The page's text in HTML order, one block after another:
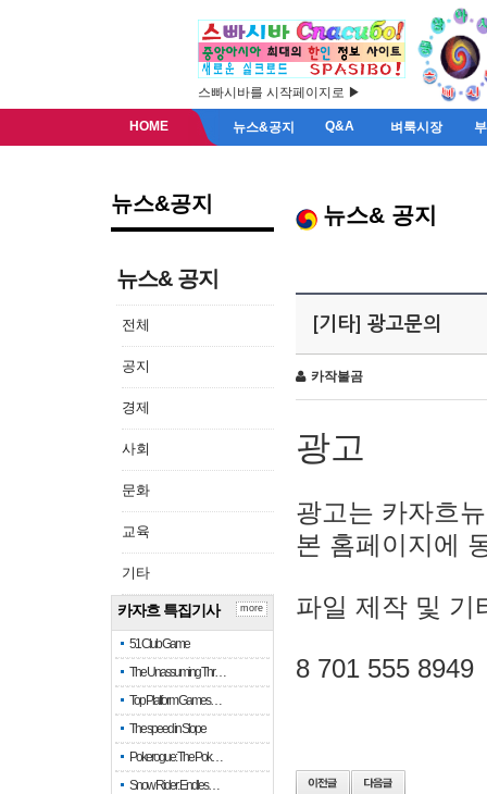
스빠시바를 시작페이지로 ▶
HOME 뉴스&공지 Q&A 벼룩시장
뉴스&공지
뉴스& 공지
전체
공지
경제
사회
문화
교육
기타
카자흐 특집기사
51 Club Game
The Unassuming Thr…
Top Platform Games…
The speed in Slope
Pokerogue: The Pok…
Snow Rider: Endles…
more
뉴스& 공지
[기타] 광고문의
카작불곰
광고
광고는 카자흐
본 홈페이지에
파일 제작 및 기
8 701 555 8949